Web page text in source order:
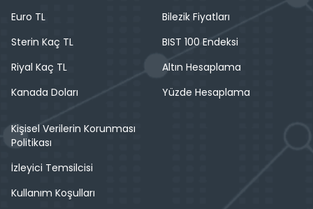
Euro TL
Sterin Kaç TL
Riyal Kaç TL
Kanada Doları
Bilezik Fiyatları
BIST 100 Endeksi
Altın Hesaplama
Yüzde Hesaplama
Kişisel Verilerin Korunması
Politikası
İzleyici Temsilcisi
Kullanım Koşulları